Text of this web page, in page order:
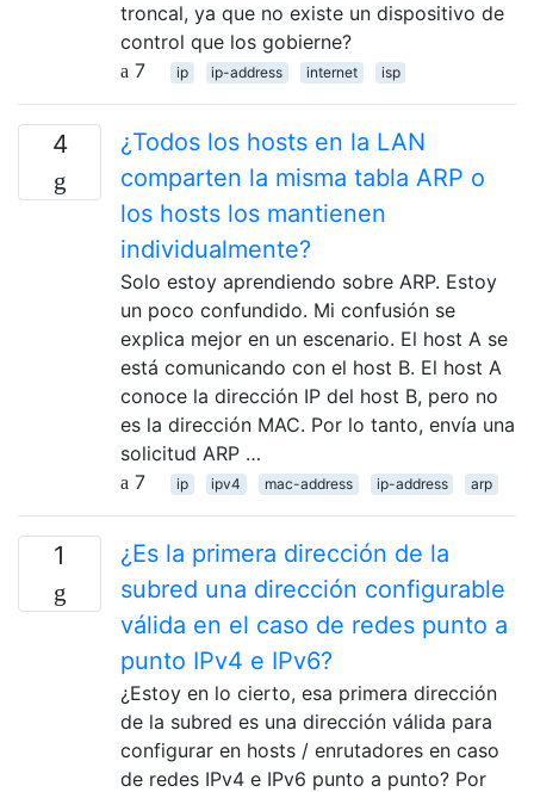
troncal, ya que no existe un dispositivo de
control que los gobierne?
7
ip ip-address internet isp
4
¿Todos los hosts en la LAN
comparten la misma tabla ARP o
los hosts los mantienen
individualmente?
Solo estoy aprendiendo sobre ARP. Estoy
un poco confundido. Mi confusión se
explica mejor en un escenario. El host A se
está comunicando con el host B. El host A
conoce la dirección IP del host B, pero no
es la dirección MAC. Por lo tanto, envía una
solicitud ARP …
7
ip ipv4 mac-address ip-address arp
1
¿Es la primera dirección de la
subred una dirección configurable
válida en el caso de redes punto a
punto IPv4 e IPv6?
¿Estoy en lo cierto, esa primera dirección
de la subred es una dirección válida para
configurar en hosts / enrutadores en caso
de redes IPv4 e IPv6 punto a punto? Por